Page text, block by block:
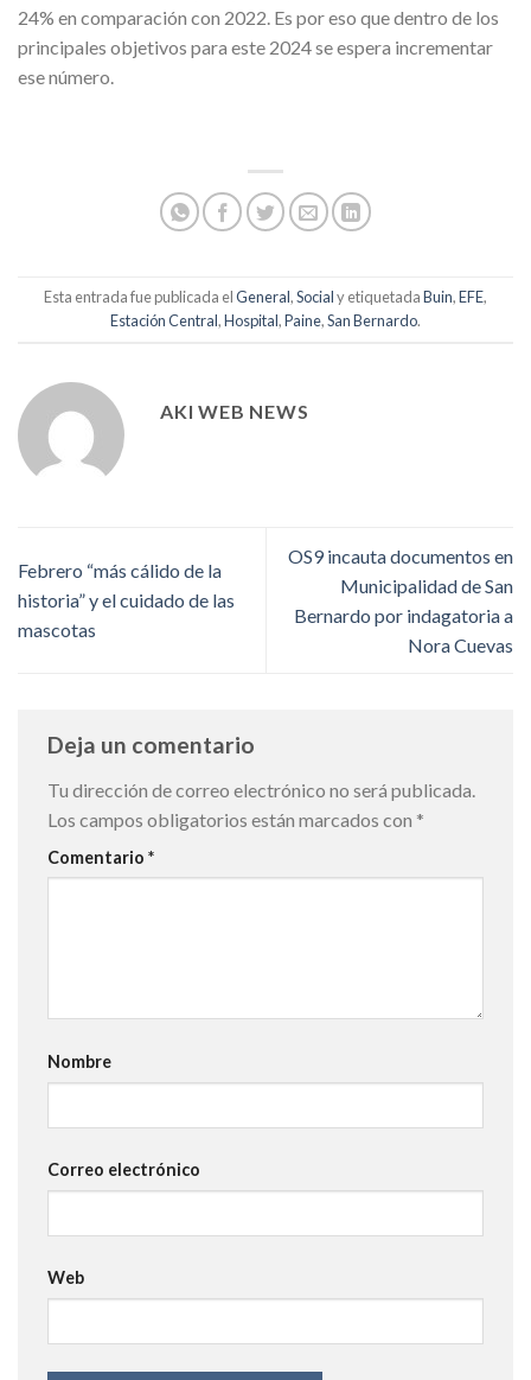
24% en comparación con 2022. Es por eso que dentro de los
principales objetivos para este 2024 se espera incrementar
ese número.
Esta entrada fue publicada elGeneral,Socialy etiquetadaBuin,EFE,
Estación Central,Hospital,Paine,San Bernardo.
AKI WEB NEWS
Febrero “más cálido de la
historia” y el cuidado de las
mascotas
OS9 incauta documentos en
Municipalidad de San
Bernardo por indagatoria a
Nora Cuevas
Deja un comentario
Tu dirección de correo electrónico no será publicada.
Los campos obligatorios están marcados con *
Comentario *
Nombre
Correo electrónico
Web